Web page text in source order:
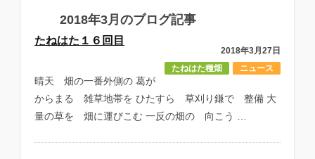
2018年3月のブログ記事
たねはた１６回目
2018年3月27日
ニュース
たねはた種畑
晴天 畑の一番外側の 葛が
からまる 雑草地帯を ひたすら 草刈り鎌で 整備 大
量の草を 畑に運びこむ 一反の畑の 向こう …